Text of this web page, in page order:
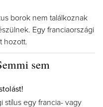
borok nem találkoznak
Egy franciaországi
hozott.
sem
stílus egy francia- vagy